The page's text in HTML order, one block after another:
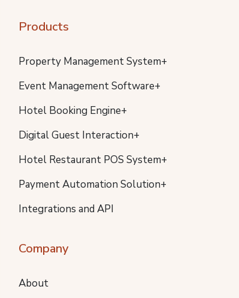
Products
Property Management System+
Event Management Software+
Hotel Booking Engine+
Digital Guest Interaction+
Hotel Restaurant POS System+
Payment Automation Solution+
Integrations and API
Company
About